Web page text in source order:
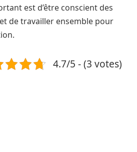
est d’être conscient des
de travailler ensemble pour
4.7/5 - (3 votes)